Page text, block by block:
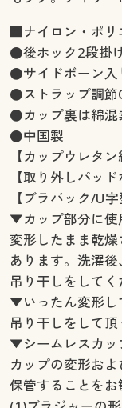
■ナイロン・ポリ
●後ホック2段掛
●サイドボーン入
●ストラップ調節
●カップ裏は綿混
●中国製
【カップウレタン
【取り外しパッド
【ブラバック/U字
▼カップ部分に使
変形したまま乾
あります。洗濯
吊り干しをしてく
▼いったん変形し
吊り干しをして頂
▼シームレスカッ
カップの変形お
保管することをお